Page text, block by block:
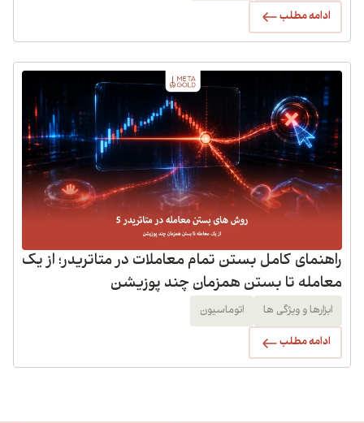
ادامه مطلب
راهنمای کامل بستن تمام معاملات در متاتریدر؛ از یک
معامله تا بستن همزمان چند پوزیشن
ابزارها و ویژگی ها اتوماسیون
ادامه مطلب